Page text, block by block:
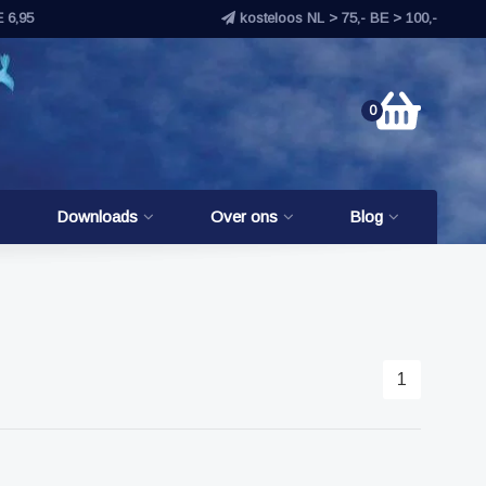
6,95 kosteloos NL > 75,- BE > 100,-
0
Downloads Over ons Blog
1